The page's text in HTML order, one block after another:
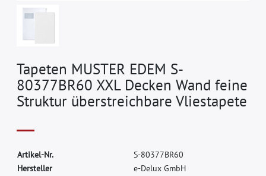
Tapeten MUSTER EDEM S-
80377BR60 XXL Decken Wand feine
Struktur überstreichbare Vliestapete
Artikel-Nr. S-80377BR60
Hersteller e-Delux GmbH